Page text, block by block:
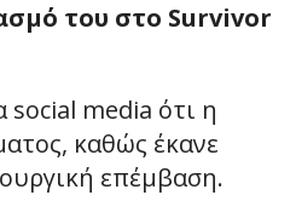
του στο Survivor
media ότι η
καθώς έκανε
επέμβαση.